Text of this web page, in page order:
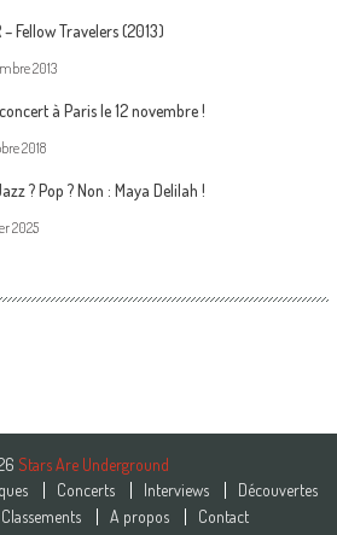
– Fellow Travelers (2013)
2013
à Paris le 12 novembre !
2018
? Pop ? Non : Maya Delilah !
2025
Stars Are Underground
Concerts Interviews
Découvertes
Classements A propos Contact